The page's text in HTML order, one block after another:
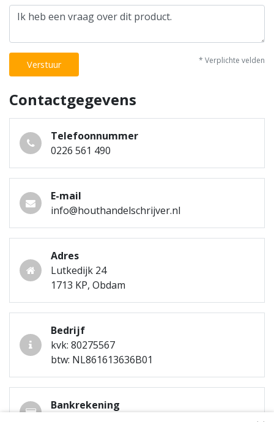
Verstuur * Verplichte velden
Contactgegevens
Telefoonnummer
0226 561 490
E-mail
info@houthandelschrijver.nl
Adres
Lutkedijk 24
1713 KP, Obdam
Bedrijf
kvk: 80275567
btw: NL861613636B01
Bankrekening